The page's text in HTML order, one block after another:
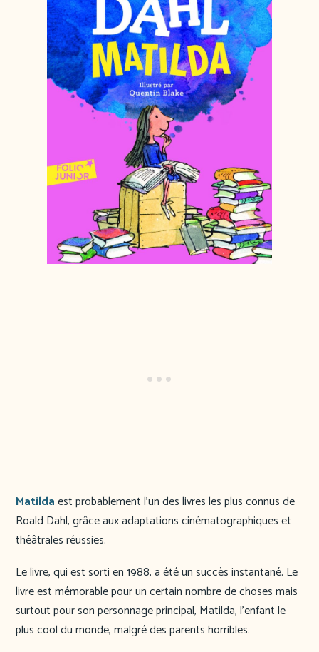
Matildaest probablement l’un des livres les plus connus de
Roald Dahl, grâce aux adaptations cinématographiques et
théâtrales réussies.
Le livre, qui est sorti en 1988, a été un succès instantané. Le
livre est mémorable pour un certain nombre de choses mais
surtout pour son personnage principal, Matilda, l’enfant le
plus cool du monde, malgré des parents horribles.